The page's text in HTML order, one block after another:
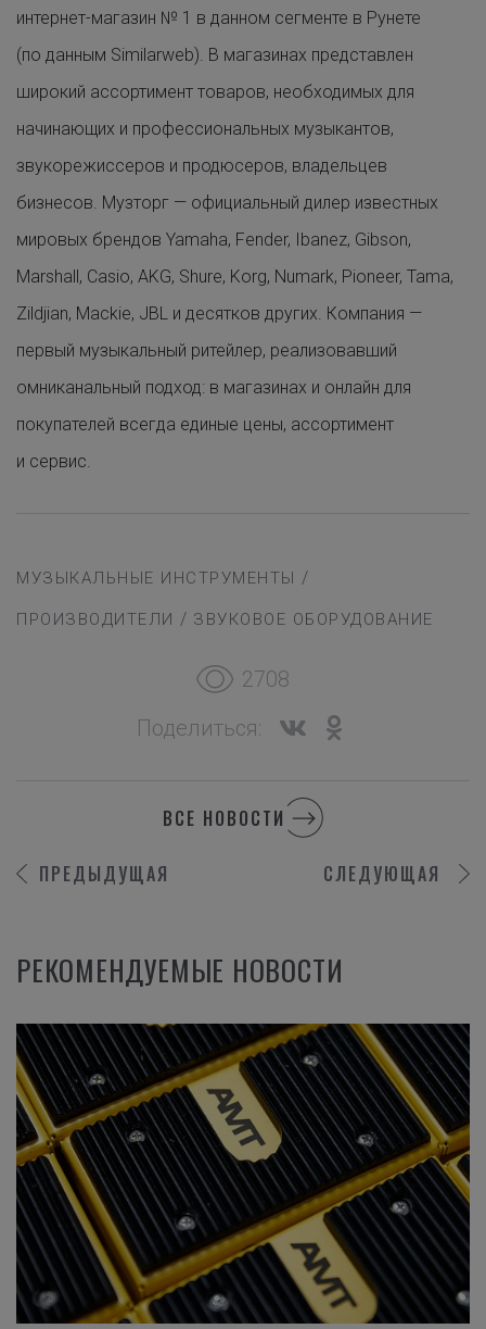
интернет-магазин № 1 в данном сегменте в Рунете
(по данным Similarweb). В магазинах представлен
широкий ассортимент товаров, необходимых для
начинающих и профессиональных музыкантов,
звукорежиссеров и продюсеров, владельцев
бизнесов. Музторг — официальный дилер известных
мировых брендов Yamaha, Fender, Ibanez, Gibson,
Marshall, Casio, AKG, Shure, Korg, Numark, Pioneer, Tamа,
Zildjian, Mackie, JBL и десятков других. Компания —
первый музыкальный ритейлер, реализовавший
омниканальный подход: в магазинах и онлайн для
покупателей всегда единые цены, ассортимент
и сервис.
МУЗЫКАЛЬНЫЕ ИНСТРУМЕНТЫ /
ПРОИЗВОДИТЕЛИ / ЗВУКОВОЕ ОБОРУДОВАНИЕ
2708
Поделиться:
ПРЕДЫДУЩАЯ
ВСЕ НОВОСТИ
СЛЕДУЮЩАЯ
РЕКОМЕНДУЕМЫЕ НОВОСТИ